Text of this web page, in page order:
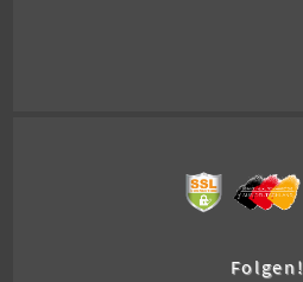
Folgen!